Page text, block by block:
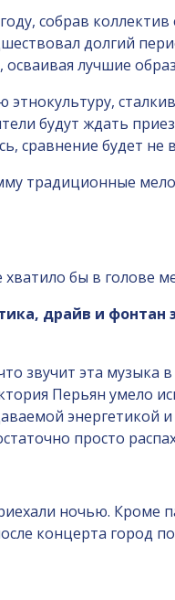
собрав
долгий
лучшие
будут ждать
сравнение будет не
традиционные
хватило бы в голове
драйв и
звучит эта
Перьян умело
энергетикой
просто
ночью. Кроме
концерта город